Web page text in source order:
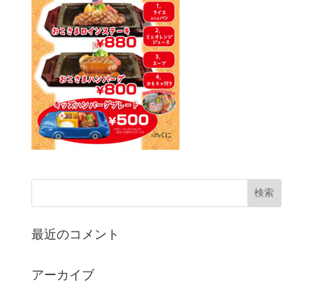
最近のコメント
アーカイブ